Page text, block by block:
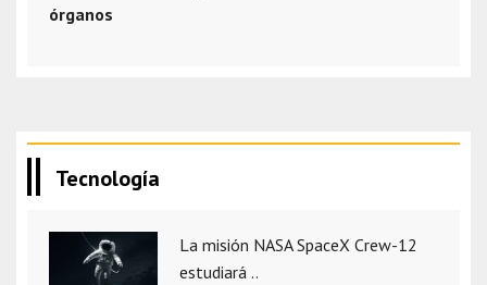
órganos
Tecnología
La misión NASA SpaceX Crew-12
estudiará ..